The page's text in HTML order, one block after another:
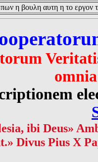
η βουλη αυτη η το εργον
ibi Deus»
Divus Pius X